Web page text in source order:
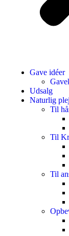
Gave idéer
Udsalg
Naturlig
Til
Til
Til